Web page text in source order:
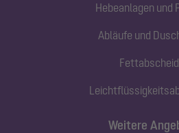
Hebeanlagen und
Abläufe und
Weitere